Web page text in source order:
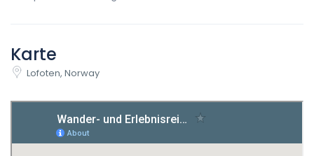
Karte
Lofoten, Norway